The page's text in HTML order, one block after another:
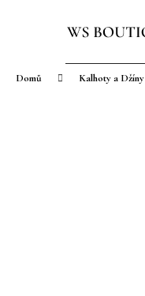
Domů Kalhoty a Džíny
Zpět
obchodu
Zpět
obchodu